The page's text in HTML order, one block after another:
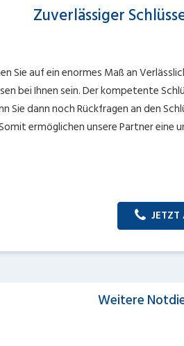
Zuverlässiger
Sie auf ein enormes Maß an
bei Ihnen sein. Der kompetente
dann noch Rückfragen an den
ermöglichen unsere Partner eine
JETZT
Weitere